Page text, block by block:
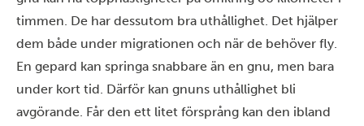
timmen. De har dessutom bra uthållighet. Det hjälper
dem både under migrationen och när de behöver fly.
En gepard kan springa snabbare än en gnu, men bara
under kort tid. Därför kan gnuns uthållighet bli
avgörande. Får den ett litet försprång kan den ibland